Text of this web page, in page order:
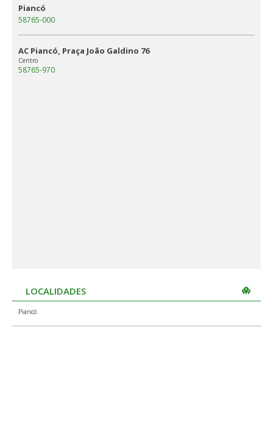
Piancó
58765-000
AC Piancó, Praça João Galdino 76
Centro
58765-970
LOCALIDADES
Piancó